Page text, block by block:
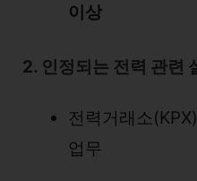
이상
2. 인정되는 전력 관련
전력거래소
업무